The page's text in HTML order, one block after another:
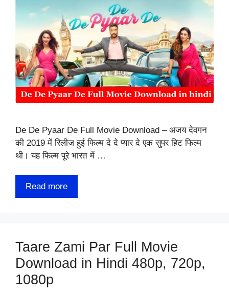
De De Pyaar De Full Movie Download – अजय देवगन
की 2019 में रिलीज हुई फिल्म दे दे प्यार दे एक सुपर हिट फिल्म
थी। यह फिल्म पूरे भारत में …
Read more
Taare Zami Par Full Movie
Download in Hindi 480p, 720p,
1080p